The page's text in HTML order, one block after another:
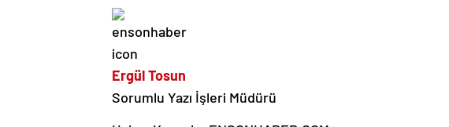
Ergül Tosun
Sorumlu Yazı İşleri Müdürü